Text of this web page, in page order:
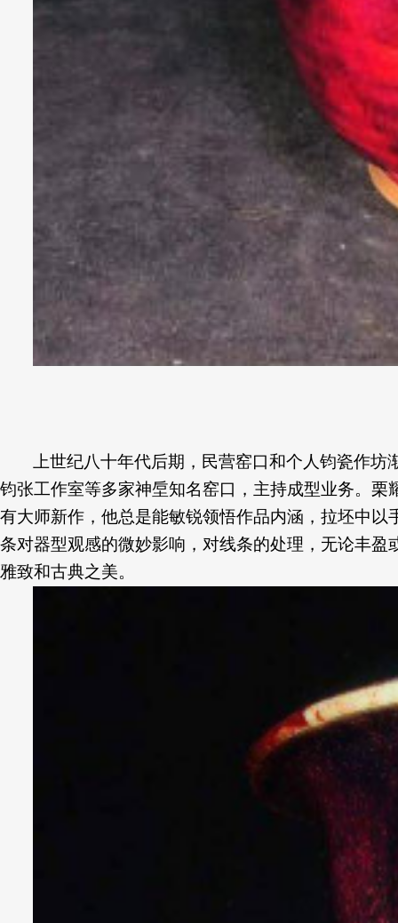
上世纪八十年代后期，民营窑口和个人钧瓷作
钧张工作室等多家神垕知名窑口，主持成型业务。
有大师新作，他总是能敏锐领悟作品内涵，拉坯中
条对器型观感的微妙影响，对线条的处理，无论丰
雅致和古典之美。